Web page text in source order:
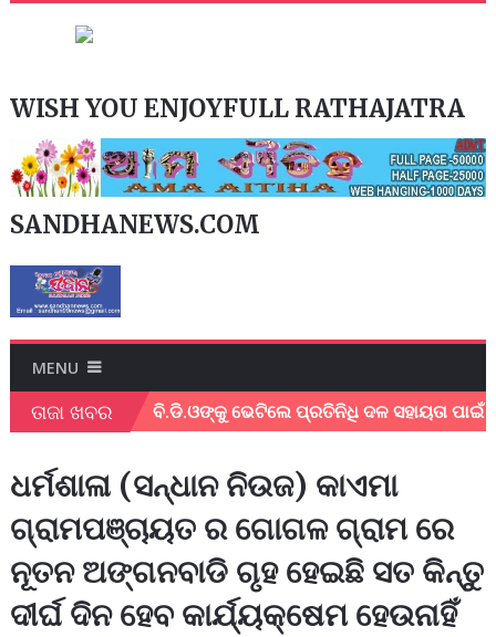
WISH YOU ENJOYFULL RATHAJATRA
SANDHANEWS.COM
MENU
ତାଜା ଖବର
ଅନୁଷ୍ଠିତ ! ବି.ଡି.ଓଙ୍କୁ ଭେଟିଲେ ପ୍ରତିନିଧି ଦଳ ସହାୟତା ପାଇଁ ଦାବି
ଧର୍ମଶାଳା (ସନ୍ଧାନ ନିଉଜ) କାଏମା
ଗ୍ରାମପଞ୍ଚାୟତ ର ଗୋଗଳ ଗ୍ରାମ ରେ
ନୂତନ ଅଙ୍ଗନବାଡି ଗୃହ ହେଇଛି ସତ କିନ୍ତୁ
ଦୀର୍ଘ ଦିନ ହେବ କାର୍ଯ୍ୟକ୍ଷେମ ହେଉନାହିଁ